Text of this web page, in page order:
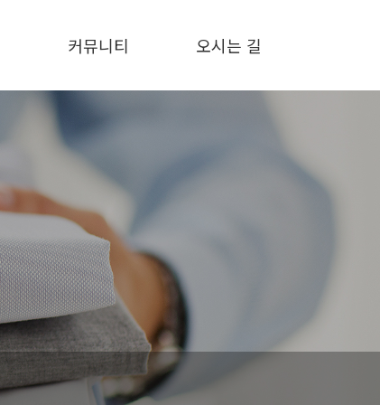
커뮤니티
문의하기
오시는 길